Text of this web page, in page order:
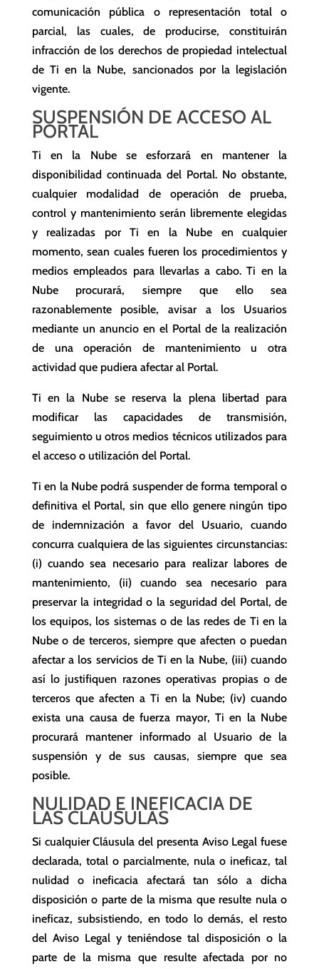
comunicación pública o representación total o
parcial, las cuales, de producirse, constituirán
infracción de los derechos de propiedad intelectual
de Ti en la Nube, sancionados por la legislación
vigente.
SUSPENSIÓN DE ACCESO AL
PORTAL
Ti en la Nube se esforzará en mantener la
disponibilidad continuada del Portal. No obstante,
cualquier modalidad de operación de prueba,
control y mantenimiento serán libremente elegidas
y realizadas por Ti en la Nube en cualquier
momento, sean cuales fueren los procedimientos y
medios empleados para llevarlas a cabo. Ti en la
Nube procurará, siempre que ello sea
razonablemente posible, avisar a los Usuarios
mediante un anuncio en el Portal de la realización
de una operación de mantenimiento u otra
actividad que pudiera afectar al Portal.
Ti en la Nube se reserva la plena libertad para
modificar las capacidades de transmisión,
seguimiento u otros medios técnicos utilizados para
el acceso o utilización del Portal.
Ti en la Nube podrá suspender de forma temporal o
definitiva el Portal, sin que ello genere ningún tipo
de indemnización a favor del Usuario, cuando
concurra cualquiera de las siguientes circunstancias:
(i) cuando sea necesario para realizar labores de
mantenimiento, (ii) cuando sea necesario para
preservar la integridad o la seguridad del Portal, de
los equipos, los sistemas o de las redes de Ti en la
Nube o de terceros, siempre que afecten o puedan
afectar a los servicios de Ti en la Nube, (iii) cuando
así lo justifiquen razones operativas propias o de
terceros que afecten a Ti en la Nube; (iv) cuando
exista una causa de fuerza mayor, Ti en la Nube
procurará mantener informado al Usuario de la
suspensión y de sus causas, siempre que sea
posible.
NULIDAD E INEFICACIA DE
LAS CLAÚSULAS
Si cualquier Cláusula del presenta Aviso Legal fuese
declarada, total o parcialmente, nula o ineficaz, tal
nulidad o ineficacia afectará tan sólo a dicha
disposición o parte de la misma que resulte nula o
ineficaz, subsistiendo, en todo lo demás, el resto
del Aviso Legal y teniéndose tal disposición o la
parte de la misma que resulte afectada por no